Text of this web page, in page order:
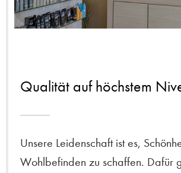
Qualität auf höchstem
Unsere Leidenschaft ist es,
Wohlbefinden zu schaffen. Dafür